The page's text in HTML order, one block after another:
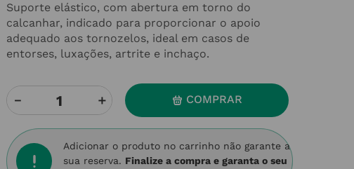
Suporte elástico, com abertura em torno do
calcanhar, indicado para proporcionar o apoio
adequado aos tornozelos, ideal em casos de
entorses, luxações, artrite e inchaço.
＋
－ COMPRAR
Adicionar o produto no carrinho não garante a
sua reserva. Finalize a compra e garanta o seu